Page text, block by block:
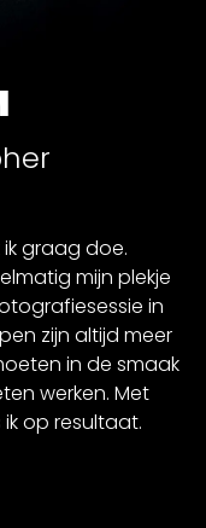
graag doe.
mijn plekje
in
zijn altijd meer
in de smaak
werken. Met
op resultaat.